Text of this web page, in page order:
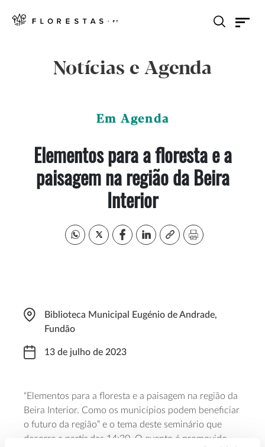
Notícias e Agenda
Em Agenda
Elementos para a floresta e a
paisagem na região da Beira
Interior
Biblioteca Municipal Eugénio de Andrade,
Fundão
13 de julho de 2023
“Elementos para a floresta e a paisagem na região da
Beira Interior. Como os municípios podem beneficiar
o futuro da região” e o tema deste seminário que
decorre a partir das 14:30. O evento é promovido